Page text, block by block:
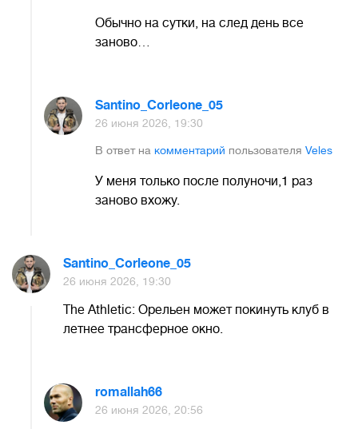
Обычно на сутки, на след день все
заново…
Santino_Corleone_05
26 июня 2026, 19:30
В ответ на комментарий пользователя Veles
У меня только после полуночи,1 раз
заново вхожу.
Santino_Corleone_05
26 июня 2026, 19:30
The Athletic: Орельен может покинуть клуб в
летнее трансферное окно.
romallah66
26 июня 2026, 20:56